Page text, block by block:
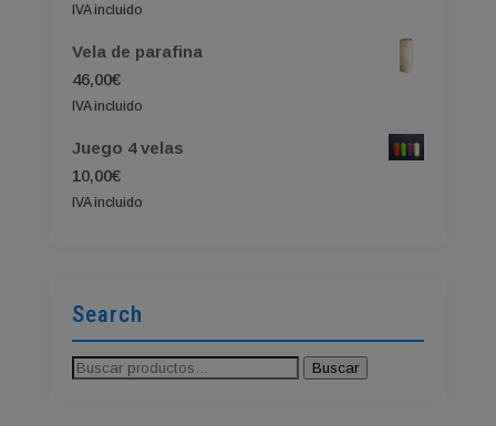
IVA incluido
Vela de parafina
46,00€
IVA incluido
Juego 4 velas
10,00€
IVA incluido
Search
Buscar
Buscar